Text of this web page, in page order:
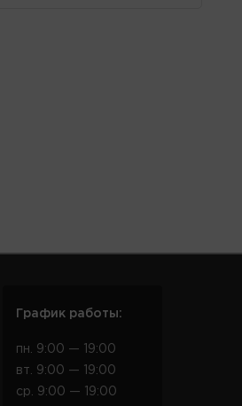
График работы:
пн. 9:00 — 19:00
вт. 9:00 — 19:00
ср. 9:00 — 19:00